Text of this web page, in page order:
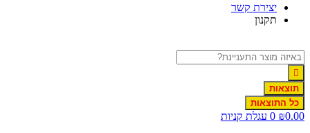
יצירת קשר
תקנון
תוצאות
כל התוצאות
₪
0 עגלת קניות